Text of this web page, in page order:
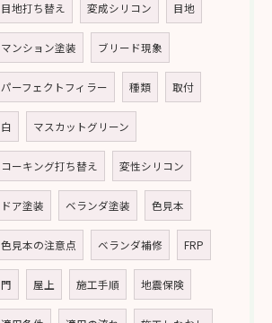
目地打ち替え 変成シリコン 目地
マンション塗装 ブリード現象
パーフェクトフィラー 種類 取付
白 マスカットグリーン
コーキング打ち替え 変性シリコン
ドア塗装 ベランダ塗装 色見本
色見本の注意点 ベランダ補修 FRP
門 屋上 施工手順 地震保険